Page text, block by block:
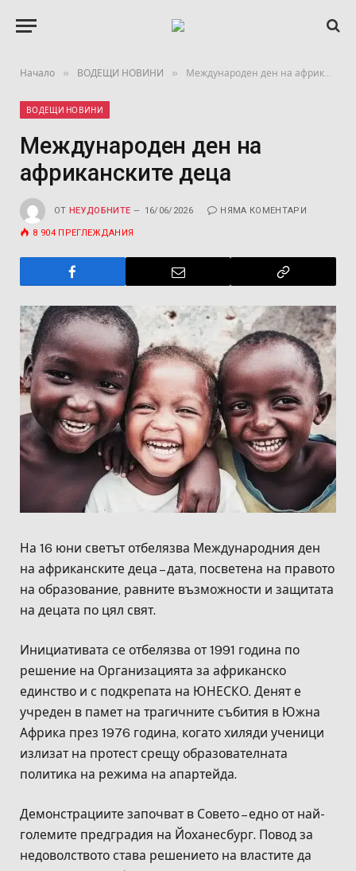
Начало » ВОДЕЩИ НОВИНИ » Международен ден на африканските деца
ВОДЕЩИ НОВИНИ
Международен ден на
африканските деца
ОТ НЕУДОБНИТЕ 16/06/2026 НЯМА КОМЕНТАРИ
8 904 ПРЕГЛЕЖДАНИЯ
На 16 юни светът отбелязва Международния ден
на африканските деца – дата, посветена на правото
на образование, равните възможности и защитата
на децата по цял свят.
Инициативата се отбелязва от 1991 година по
решение на Организацията за африканско
единство и с подкрепата на ЮНЕСКО. Денят е
учреден в памет на трагичните събития в Южна
Африка през 1976 година, когато хиляди ученици
излизат на протест срещу образователната
политика на режима на апартейда.
Демонстрациите започват в Совето – едно от най-
големите предградия на Йоханесбург. Повод за
недоволството става решението на властите да